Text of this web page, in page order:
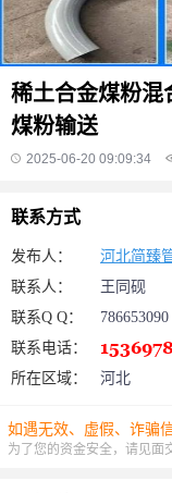
稀土合金煤粉混
煤粉输送
2025-06-20 09:09:34
联系方式
发布人： 河北简臻
联系人：
王同砚
联系Q Q：
786653090
联系电话：
所在区域：
河北
如遇无效、虚假、诈骗
为了您的资金安全，请见面